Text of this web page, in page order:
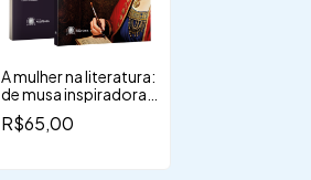
A mulher na literatura:
de musa inspiradora a
autora
R$65,00